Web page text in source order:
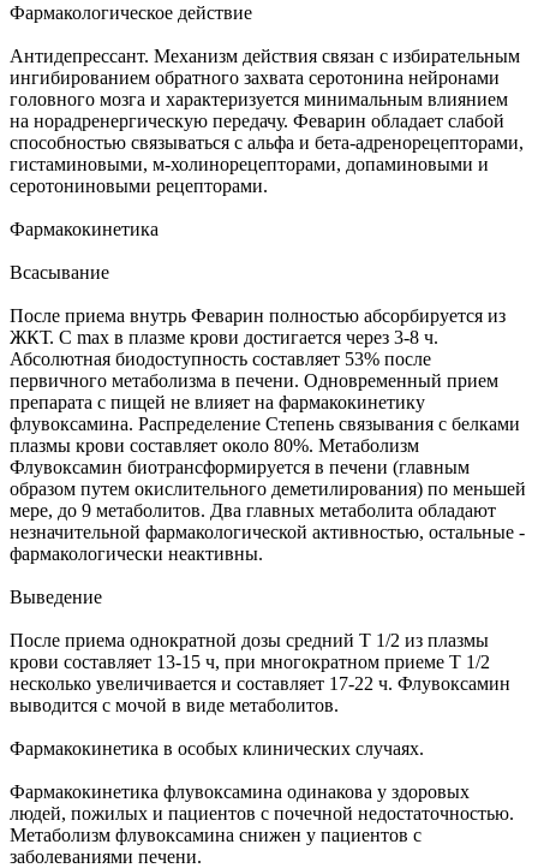
Фармакологическое действие
Антидепрессант. Механизм действия связан с избирательным
ингибированием обратного захвата серотонина нейронами
головного мозга и характеризуется минимальным влиянием
на норадренергическую передачу. Феварин обладает слабой
способностью связываться с альфа и бета-адренорецепторами,
гистаминовыми, м-холинорецепторами, допаминовыми и
серотониновыми рецепторами.
Фармакокинетика
Всасывание
После приема внутрь Феварин полностью абсорбируется из
ЖКТ. С mах в плазме крови достигается через 3-8 ч.
Абсолютная биодоступность составляет 53% после
первичного метаболизма в печени. Одновременный прием
препарата с пищей не влияет на фармакокинетику
флувоксамина. Распределение Степень связывания с белками
плазмы крови составляет около 80%. Метаболизм
Флувоксамин биотрансформируется в печени (главным
образом путем окислительного деметилирования) по меньшей
мере, до 9 метаболитов. Два главных метаболита обладают
незначительной фармакологической активностью, остальные -
фармакологически неактивны.
Выведение
После приема однократной дозы средний T 1/2 из плазмы
крови составляет 13-15 ч, при многократном приеме T 1/2
несколько увеличивается и составляет 17-22 ч. Флувоксамин
выводится с мочой в виде метаболитов.
Фармакокинетика в особых клинических случаях.
Фармакокинетика флувоксамина одинакова у здоровых
людей, пожилых и пациентов с почечной недостаточностью.
Метаболизм флувоксамина снижен у пациентов с
заболеваниями печени.